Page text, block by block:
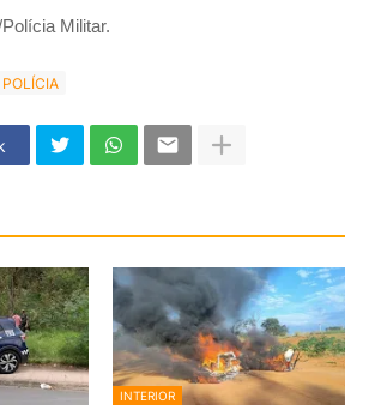
Militar.
POLÍCIA
INTERIOR